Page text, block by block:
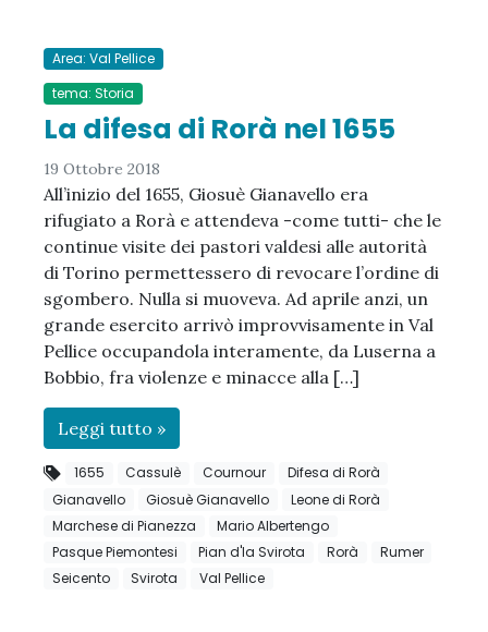
Area: Val Pellice
tema: Storia
La difesa di Rorà nel 1655
19 Ottobre 2018
All’inizio del 1655, Giosuè Gianavello era
rifugiato a Rorà e attendeva -come tutti- che le
continue visite dei pastori valdesi alle autorità
di Torino permettessero di revocare l’ordine di
sgombero. Nulla si muoveva. Ad aprile anzi, un
grande esercito arrivò improvvisamente in Val
Pellice occupandola interamente, da Luserna a
Bobbio, fra violenze e minacce alla […]
Leggi tutto »
1655 Cassulè Cournour
Difesa di Rorà
Gianavello
Giosuè Gianavello
Leone di Rorà
Marchese di Pianezza
Mario Albertengo
Pasque Piemontesi
Pian d'la Svirota Rorà
Rumer
Seicento
Svirota Val Pellice